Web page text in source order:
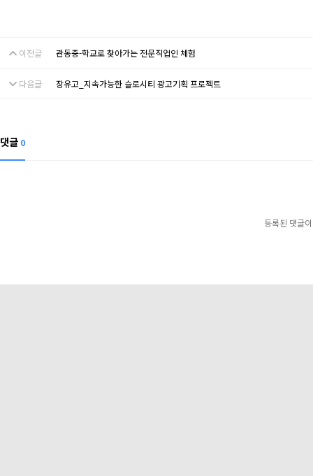
이전글 관동중-학교로 찾아가는 전문직업인 체험
다음글 장유고_지속가능한 슬로시티 광고기획 프로젝트
댓글 0
등록된 댓글